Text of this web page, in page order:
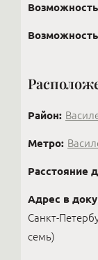
стильным
то на этом
получая
Район:
Метро:
Расстояние
Адрес в
Санкт-
семь)